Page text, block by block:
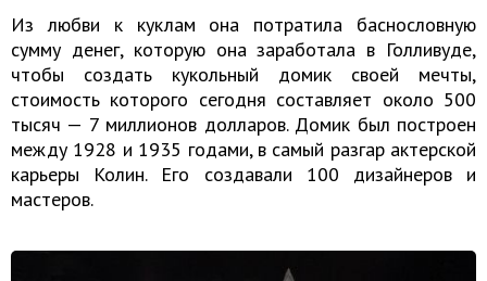
Из любви к куклам она потратила баснословную
сумму денег, которую она заработала в Голливуде,
чтобы создать кукольный домик своей мечты,
стоимость которого сегодня составляет около 500
тысяч — 7 миллионов долларов. Домик был построен
между 1928 и 1935 годами, в самый разгар актерской
карьеры Колин. Его создавали 100 дизайнеров и
мастеров.